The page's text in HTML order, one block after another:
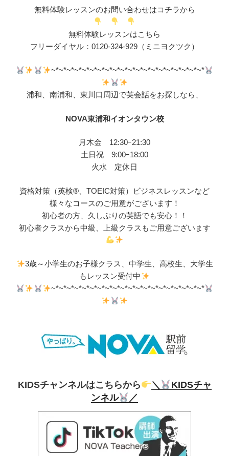
無料体験レッスンのお問い合わせはコチラから
無料体験レッスンはこちら
フリーダイヤル：0120-324-929（ミニヨクツク）
~*~*~*~*~*~*~*~*~*~*~*~*~*~*~*~*~*~*~*~*
浦和、南浦和、東川口周辺で英会話をお探しなら、
NOVA東浦和イオンタウン校
月木金 12:30ｰ21:30
土日祝 9:00ｰ18:00
火水 定休日
資格対策（英検®、TOEIC対策）ビジネスレッスンなど
様々なコースのご用意がございます！
初心者の方、久しぶりの英語でも安心！！
初心者クラスから中級、上級クラスもご用意ございます
3歳～小学生のお子様クラス、中学生、高校生、大学生
もレッスン受付中
~*~*~*~*~*~*~*~*~*~*~*~*~*~*~*~*~*~*~*~*
KIDSチャンネルはこちらから ＼
KIDSチャ
ンネル
／